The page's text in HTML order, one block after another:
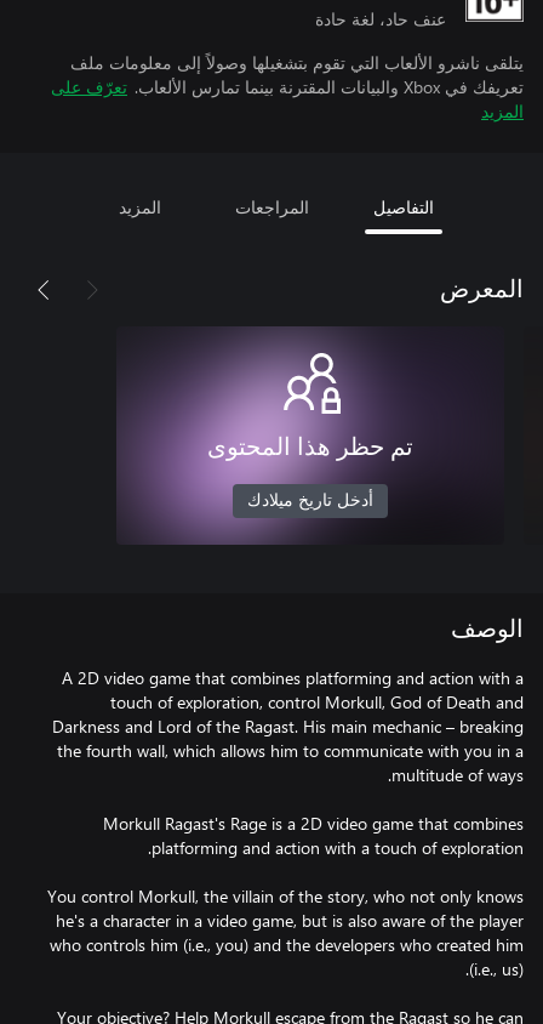
عنف حاد، لغة حادة
يتلقى ناشرو الألعاب التي تقوم بتشغيلها وصولاً إلى معلومات ملف
تعريفك في Xbox والبيانات المقترنة بينما تمارس الألعاب.
تعرّف على
المزيد
التفاصيل المراجعات المزيد
المعرض
تم حظر هذا المحتوى
أدخل تاريخ ميلادك
الوصف
A 2D video game that combines platforming and action with a
touch of exploration, control Morkull, God of Death and
Darkness and Lord of the Ragast. His main mechanic – breaking
the fourth wall, which allows him to communicate with you in a
Morkull Ragast's Rage is a 2D video game that combines
You control Morkull, the villain of the story, who not only knows
he's a character in a video game, but is also aware of the player
who controls him (i.e., you) and the developers who created him
Your objective? Help Morkull escape from the Ragast so he can